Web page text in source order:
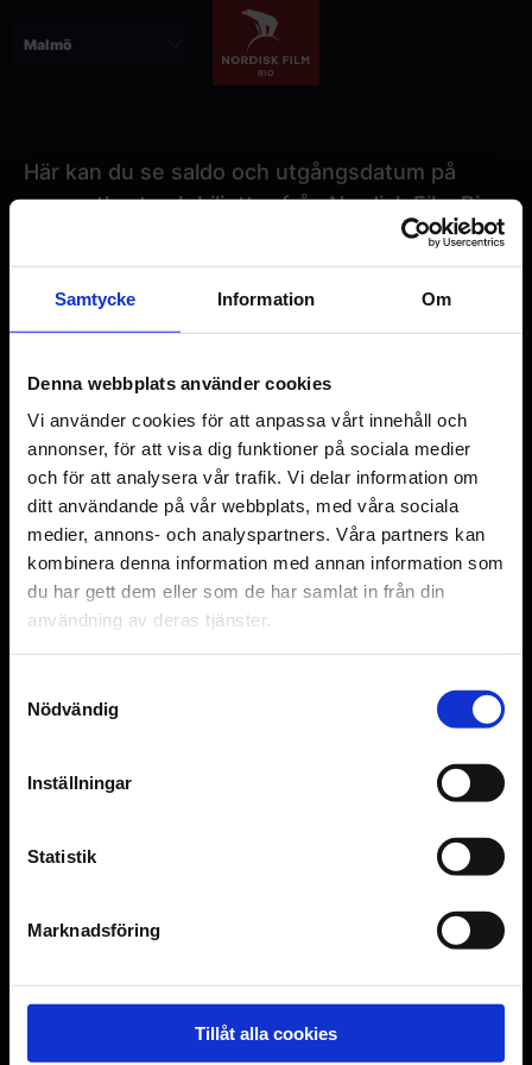
Samtycke Information Om
Denna webbplats använder cookies
Vi använder cookies för att anpassa vårt innehåll och
annonser, för att visa dig funktioner på sociala medier
och för att analysera vår trafik. Vi delar information om
ditt användande på vår webbplats, med våra sociala
medier, annons- och analyspartners. Våra partners kan
kombinera denna information med annan information som
du har gett dem eller som de har samlat in från din
användning av deras tjänster.
Nödvändig
Inställningar
Statistik
Marknadsföring
Tillåt alla cookies
Här kan du se saldo och utgångsdatum på
presentkort och biljetter från Nordisk Film Bio.
Paragraphs
Ange kortnummer/biljettkod:
CAPTCHA
This question is for testing whether or not you are
a human visitor and to prevent automated spam
submissions.
Tillgänglighet
Integritets- och cookiepolicy
BIOUPPLEVELSER
Företagsbiljetter
Barnvagnsbio
Möten & Event